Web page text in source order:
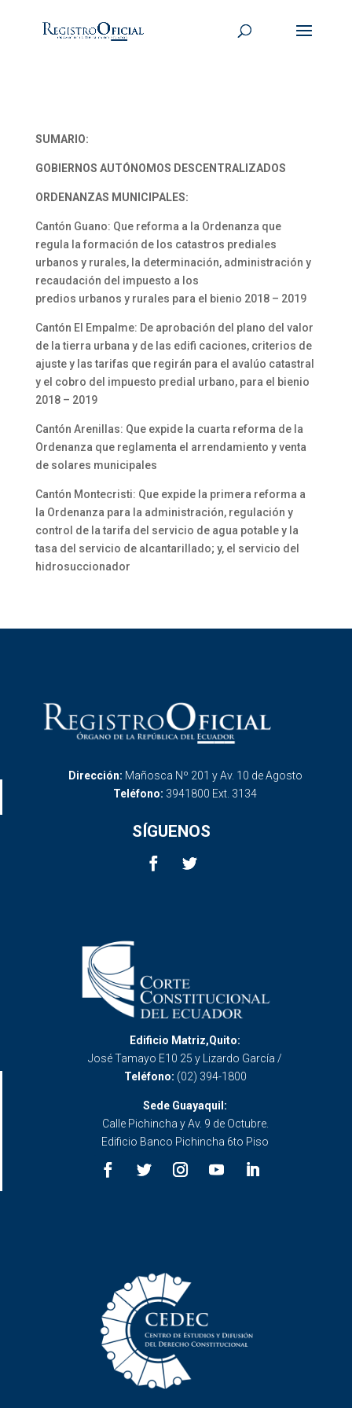
SUMARIO:
GOBIERNOS AUTÓNOMOS DESCENTRALIZADOS
ORDENANZAS MUNICIPALES:
Cantón Guano: Que reforma a la Ordenanza que
regula la formación de los catastros prediales
urbanos y rurales, la determinación, administración y
recaudación del impuesto a los
predios urbanos y rurales para el bienio 2018 – 2019
Cantón El Empalme: De aprobación del plano del valor
de la tierra urbana y de las edifi caciones, criterios de
ajuste y las tarifas que regirán para el avalúo catastral
y el cobro del impuesto predial urbano, para el bienio
2018 – 2019
Cantón Arenillas: Que expide la cuarta reforma de la
Ordenanza que reglamenta el arrendamiento y venta
de solares municipales
Cantón Montecristi: Que expide la primera reforma a
la Ordenanza para la administración, regulación y
control de la tarifa del servicio de agua potable y la
tasa del servicio de alcantarillado; y, el servicio del
hidrosuccionador
Dirección: Mañosca Nº 201 y Av. 10 de Agosto
Teléfono: 3941800 Ext. 3134
SÍGUENOS
Edificio Matriz,Quito:
José Tamayo E10 25 y Lizardo García /
Teléfono: (02) 394-1800
Sede Guayaquil:
Calle Pichincha y Av. 9 de Octubre.
Edificio Banco Pichincha 6to Piso